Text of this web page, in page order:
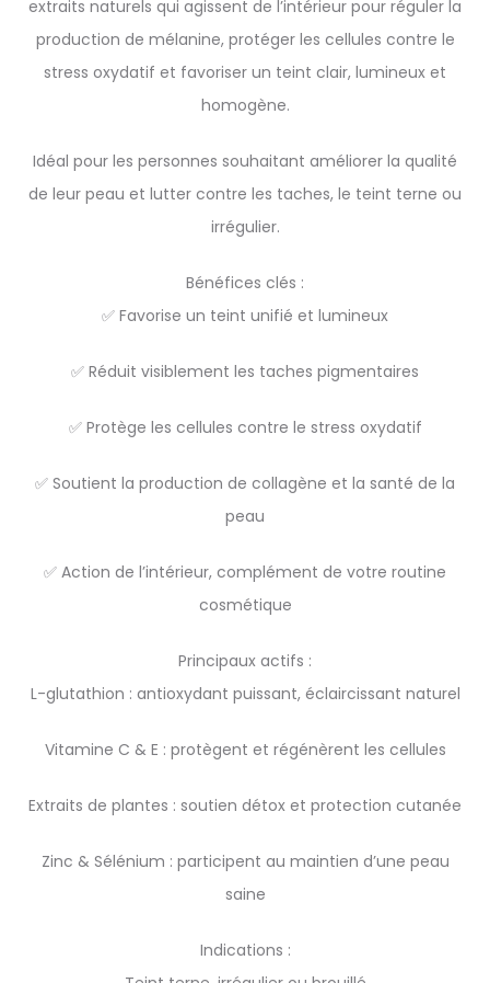
extraits naturels qui agissent de l’intérieur pour réguler la
production de mélanine, protéger les cellules contre le
stress oxydatif et favoriser un teint clair, lumineux et
homogène.
Idéal pour les personnes souhaitant améliorer la qualité
de leur peau et lutter contre les taches, le teint terne ou
irrégulier.
Bénéfices clés :
✅ Favorise un teint unifié et lumineux
✅ Réduit visiblement les taches pigmentaires
✅ Protège les cellules contre le stress oxydatif
✅ Soutient la production de collagène et la santé de la
peau
✅ Action de l’intérieur, complément de votre routine
cosmétique
Principaux actifs :
L-glutathion : antioxydant puissant, éclaircissant naturel
Vitamine C & E : protègent et régénèrent les cellules
Extraits de plantes : soutien détox et protection cutanée
Zinc & Sélénium : participent au maintien d’une peau
saine
Indications :